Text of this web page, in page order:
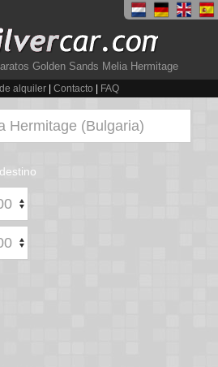
Golden Sands Melia Hermitage
alquiler
Contacto FAQ